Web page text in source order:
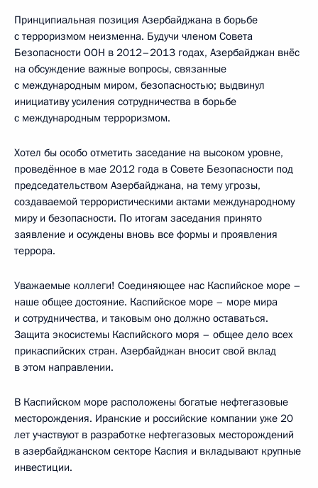
Принципиальная позиция Азербайджана в борьбе
с терроризмом неизменна. Будучи членом Совета
Безопасности ООН в 2012–2013 годах, Азербайджан внёс
на обсуждение важные вопросы, связанные
с международным миром, безопасностью; выдвинул
инициативу усиления сотрудничества в борьбе
с международным терроризмом.
Хотел бы особо отметить заседание на высоком уровне,
проведённое в мае 2012 года в Совете Безопасности под
председательством Азербайджана, на тему угрозы,
создаваемой террористическими актами международному
миру и безопасности. По итогам заседания принято
заявление и осуждены вновь все формы и проявления
террора.
Уважаемые коллеги! Соединяющее нас Каспийское море –
наше общее достояние. Каспийское море – море мира
и сотрудничества, и таковым оно должно оставаться.
Защита экосистемы Каспийского моря – общее дело всех
прикаспийских стран. Азербайджан вносит свой вклад
в этом направлении.
В Каспийском море расположены богатые нефтегазовые
месторождения. Иранские и российские компании уже 20
лет участвуют в разработке нефтегазовых месторождений
в азербайджанском секторе Каспия и вкладывают крупные
инвестиции.